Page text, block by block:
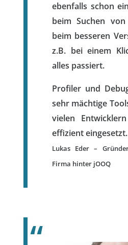
ebenfalls schon
beim Suchen
beim besseren
z.B. bei einem
alles passiert.
Profiler und
sehr mächtige
vielen
effizient eingesetzt.
Lukas Eder –
Firma hinter jOOQ